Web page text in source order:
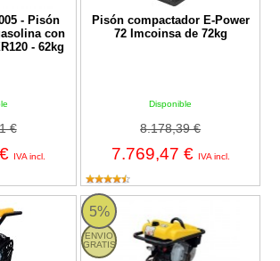
- Pisón
con
- 62kg
€
IVA incl.
Pisón compactador E-Power
72 Imcoinsa de 72kg
Disponible
8.178,39 €
7.769,47 € IVA incl.
Enar PH80YD Diésel - motor Yanmar L 40 AE
5%
ENVIO
GRATIS
Pisón compactador PIM 70